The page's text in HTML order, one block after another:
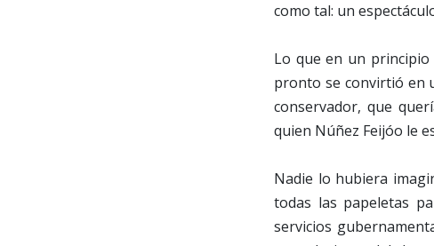
como tal: un
Lo que en un
pronto se convirtió en
conservador, que
quien Núñez Feijóo le
Nadie lo hubiera
todas las papeletas
servicios